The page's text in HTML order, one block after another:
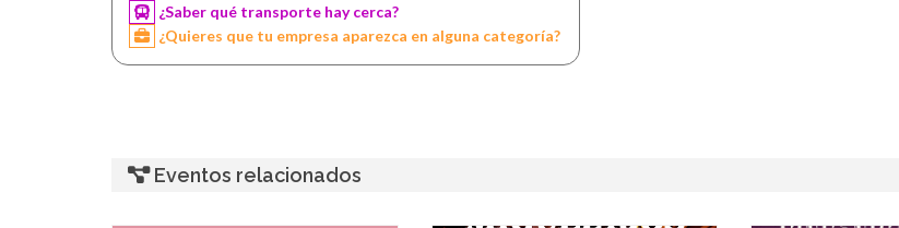
¿Saber qué transporte hay cerca?
¿Quieres que tu empresa aparezca en alguna categoría?
Eventos relacionados